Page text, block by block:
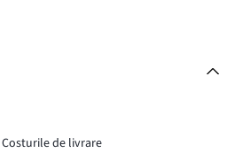
Costurile de livrare